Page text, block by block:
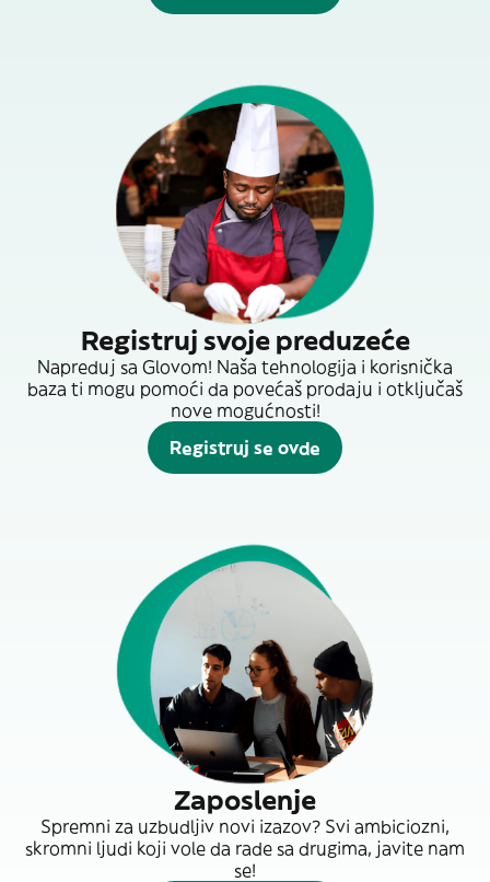
Registruj svoje preduzeće
Napreduj sa Glovom! Naša tehnologija i korisnička
baza ti mogu pomoći da povećaš prodaju i otključaš
nove mogućnosti!
Registruj se ovde
Zaposlenje
Spremni za uzbudljiv novi izazov? Svi ambiciozni,
skromni ljudi koji vole da rade sa drugima, javite nam
se!